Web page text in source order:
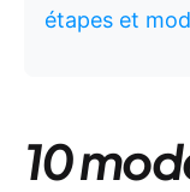
étapes et
10